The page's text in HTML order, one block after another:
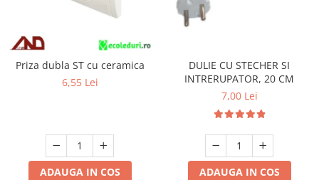
Conetica si conexiuni
Produse grele si voluminoase
Promotii
Priza dubla ST cu ceramica
6,55 Lei
ADAUGA IN COS
DULIE CU STECHER SI
INTRERUPATOR, 20 CM
7,00 Lei
ADAUGA IN COS